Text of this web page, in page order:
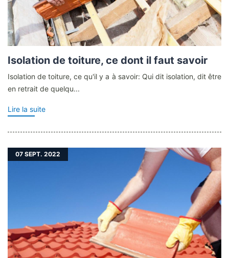
Isolation de toiture, ce dont il faut savoir
Isolation de toiture, ce qu'il y a à savoir: Qui dit isolation, dit être
en retrait de quelqu...
Lire la suite
07 SEPT. 2022